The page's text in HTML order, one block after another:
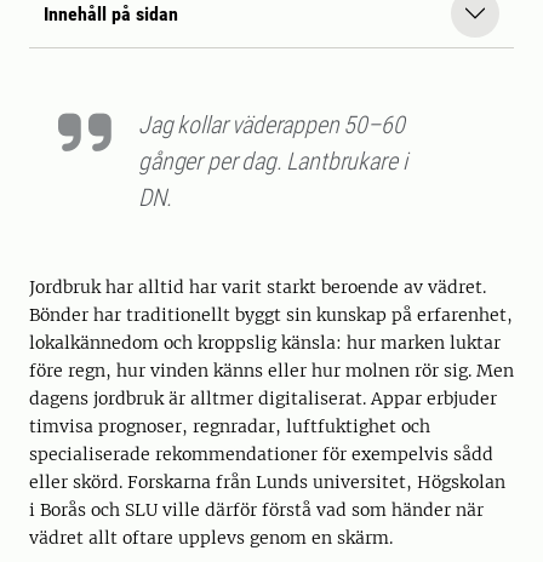
Innehåll på sidan
Jag kollar väderappen 50–60
gånger per dag. Lantbrukare i
DN.
Jordbruk har alltid har varit starkt beroende av vädret.
Bönder har traditionellt byggt sin kunskap på erfarenhet,
lokalkännedom och kroppslig känsla: hur marken luktar
före regn, hur vinden känns eller hur molnen rör sig. Men
dagens jordbruk är alltmer digitaliserat. Appar erbjuder
timvisa prognoser, regnradar, luftfuktighet och
specialiserade rekommendationer för exempelvis sådd
eller skörd. Forskarna från Lunds universitet, Högskolan
i Borås och SLU ville därför förstå vad som händer när
vädret allt oftare upplevs genom en skärm.